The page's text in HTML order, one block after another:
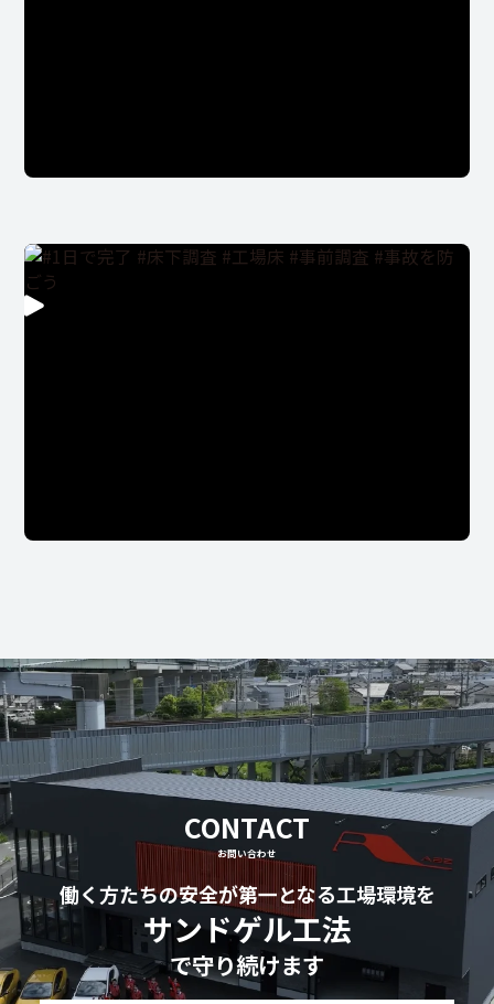
CONTACT
お問い合わせ
働く方たちの安全が第一となる工場環境を
サンドゲル工法
で守り続けます